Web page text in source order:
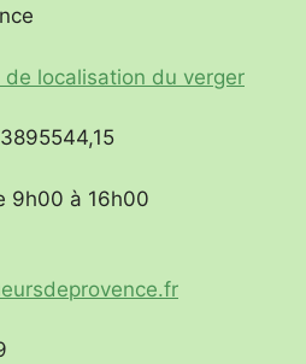
localisation du verger
9h00 à 16h00